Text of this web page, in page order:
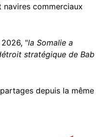
commerciaux
"la Somalie a
stratégique de Bab
depuis la même